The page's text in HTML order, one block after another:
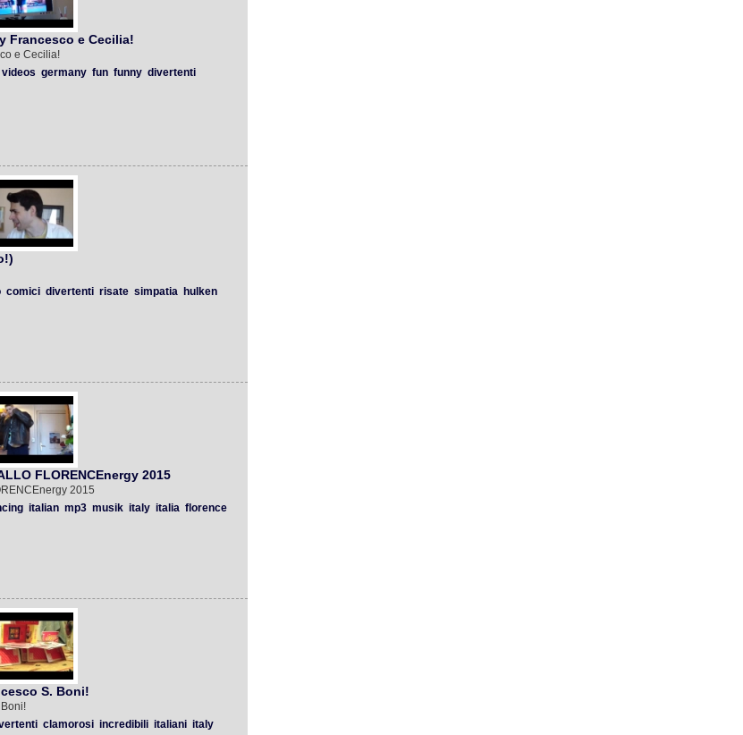
Francesco e Cecilia!
e Cecilia!
videos germany fun funny divertenti
comici divertenti risate simpatia
hulken
FLORENCEnergy 2015
2015
italian mp3 musik italy italia florence
S. Boni!
clamorosi incredibili italiani italy